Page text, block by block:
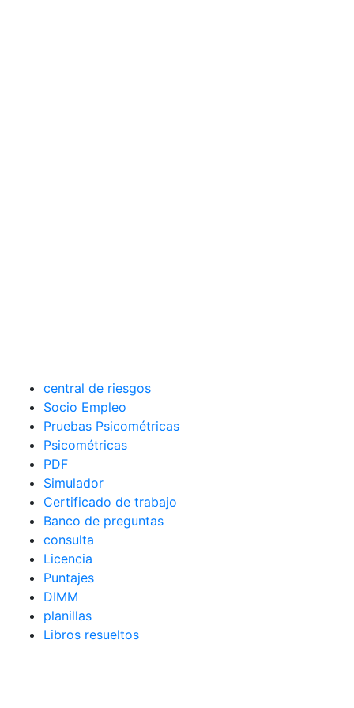
central de riesgos
Socio Empleo
Pruebas Psicométricas
Psicométricas
PDF
Simulador
Certificado de trabajo
Banco de preguntas
consulta
Licencia
Puntajes
DIMM
planillas
Libros resueltos